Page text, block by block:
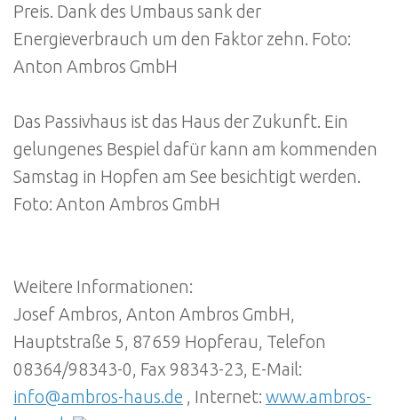
Preis. Dank des Umbaus sank der
Energieverbrauch um den Faktor zehn. Foto:
Anton Ambros GmbH
Das Passivhaus ist das Haus der Zukunft. Ein
gelungenes Bespiel dafür kann am kommenden
Samstag in Hopfen am See besichtigt werden.
Foto: Anton Ambros GmbH
Weitere Informationen:
Josef Ambros, Anton Ambros GmbH,
Hauptstraße 5, 87659 Hopferau, Telefon
08364/98343-0, Fax 98343-23, E-Mail:
info@ambros-haus.de , Internet: www.ambros-